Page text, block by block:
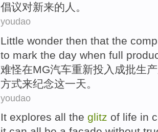
倡议对新来的人。
youdao
Little wonder then that the
to mark the day when full
难怪在MG汽车重新投入成批生产
方式来纪念这一天 。
youdao
It explores all the glitz of life in